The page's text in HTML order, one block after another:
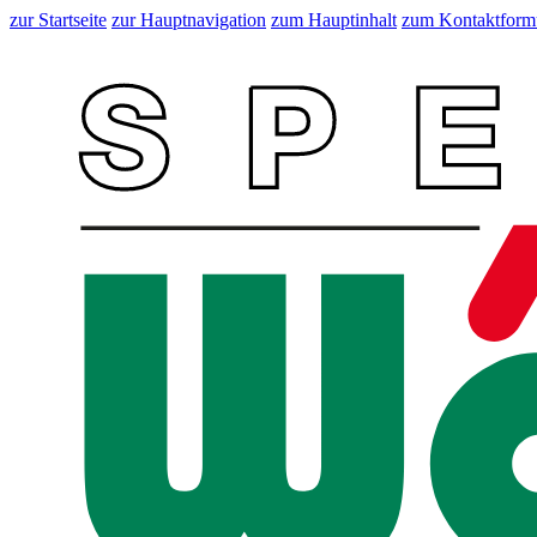
zur Startseite zur Hauptnavigation zum Hauptinhalt zum